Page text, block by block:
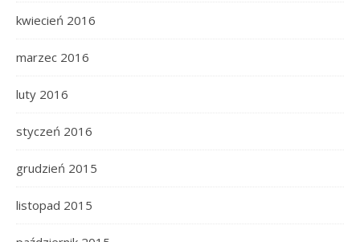
kwiecień 2016
marzec 2016
luty 2016
styczeń 2016
grudzień 2015
listopad 2015